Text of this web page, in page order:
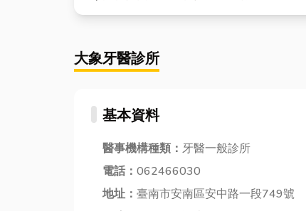
大象牙醫診所
基本資料
醫事機構種類： 牙醫一般診所
電話： 062466030
地址： 臺南市安南區安中路一段749號